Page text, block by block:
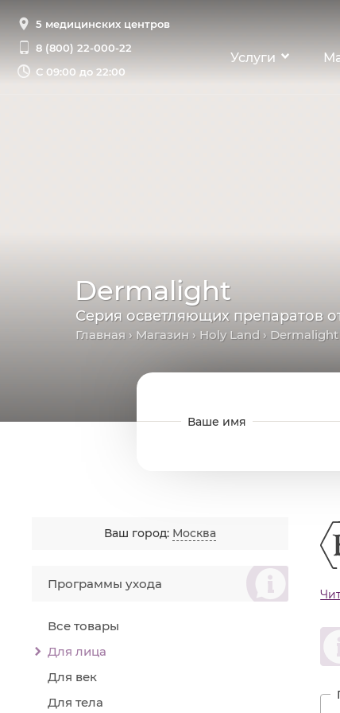
5 медицинских центров
8 (800) 22-000-22
С 09:00 до 22:00
Услуги
Dermalight
Серия осветляющих препаратов
Главная › Магазин › Holy Land › Dermalight
Ваш город: Москва
စ
Программы ухода
Все товары
Для лица
Для век
Для тела